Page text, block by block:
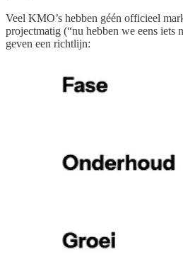
Veel KMO’s hebben géén officieel
projectmatig (“nu hebben we eens iets
geven een richtlijn: